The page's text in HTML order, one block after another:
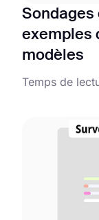
Sondages
exemples
modèles
Temps de